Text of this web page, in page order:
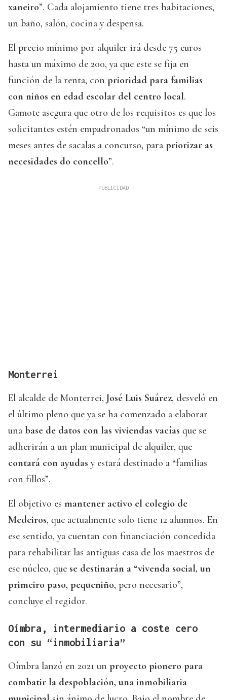
xaneiro”. Cada alojamiento tiene tres habitaciones,
un baño, salón, cocina y despensa.
El precio mínimo por alquiler irá desde 75 euros
hasta un máximo de 200, ya que este se fija en
función de la renta, con prioridad para familias
con niños en edad escolar del centro local.
Gamote asegura que otro de los requisitos es que los
solicitantes estén empadronados “un mínimo de seis
meses antes de sacalas a concurso, para priorizar as
necesidades do concello”.
Monterrei
El alcalde de Monterrei, José Luis Suárez, desveló en
el último pleno que ya se ha comenzado a elaborar
una base de datos con las viviendas vacías que se
adherirán a un plan municipal de alquiler, que
contará con ayudas y estará destinado a “familias
con fillos”.
El objetivo es mantener activo el colegio de
Medeiros, que actualmente solo tiene 12 alumnos. En
ese sentido, ya cuentan con financiación concedida
para rehabilitar las antiguas casa de los maestros de
ese núcleo, que se destinarán a “vivenda social, un
primeiro paso, pequeniño, pero necesario”,
concluye el regidor.
Oímbra, intermediario a coste cero
con su “inmobiliaria”
Oímbra lanzó en 2021 un proyecto pionero para
combatir la despoblación, una inmobiliaria